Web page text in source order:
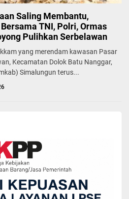
Saling Membantu,
TNI, Polri, Ormas
Pulihkan Serbelawan
yang merendam kawasan Pasar
Kecamatan Dolok Batu Nanggar,
Simalungun terus...
dan Kodim
TMMD Ke-127
2026